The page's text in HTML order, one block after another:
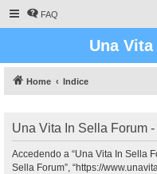
FAQ
Una
Home Indice
Una Vita In Sella Forum
Accedendo a “Una Vita In Sella
Sella Forum”, “https://